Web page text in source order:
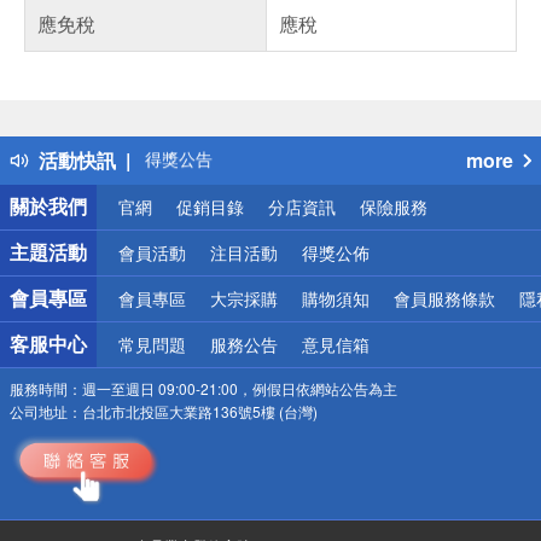
應免稅 應稅
活動快訊
得獎公告
熱門話題
銀行優惠
偏遠地區配送
詐騙網頁！請小心！
more
關於我們
官網 促銷目錄 分店資訊 保險服務
主題活動 會員活動 注目活動 得獎公佈
會員專區 會員專區 大宗採購 購物須知 會員服務條款 隱
客服中心 常見問題 服務公告 意見信箱
服務時間： 週一至週日 09:00-21:00，例假日依網站公告為主
公司地址： 台北市北投區大業路136號5樓 (台灣)